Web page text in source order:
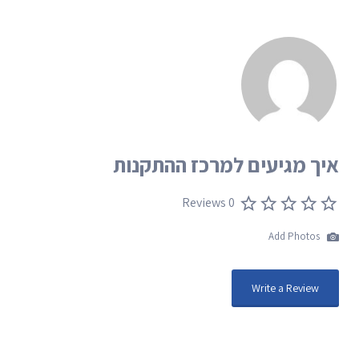
איך מגיעים למרכז ההתקנות
0 Reviews
Write a Review